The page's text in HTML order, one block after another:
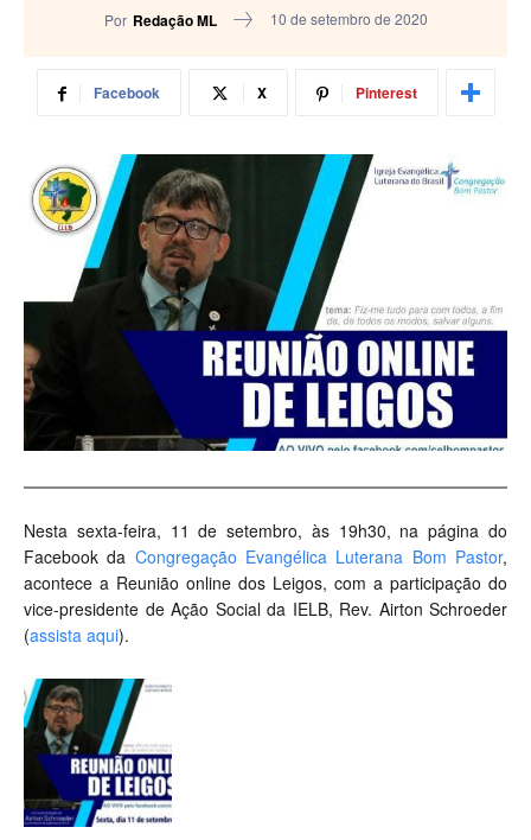
Por Redação ML 10 de setembro de 2020
Facebook X Pinterest
Nesta sexta-feira, 11 de setembro, às 19h30, na página do
Facebook da Congregação Evangélica Luterana Bom Pastor,
acontece a Reunião online dos Leigos, com a participação do
vice-presidente de Ação Social da IELB, Rev. Airton Schroeder
(assista aqui).